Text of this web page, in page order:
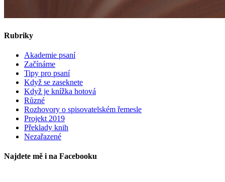
Rubriky
Akademie psaní
Začínáme
Tipy pro psaní
Když se zaseknete
Když je knížka hotová
Různé
Rozhovory o spisovatelském řemesle
Projekt 2019
Překlady knih
Nezařazené
Najdete mě i na Facebooku